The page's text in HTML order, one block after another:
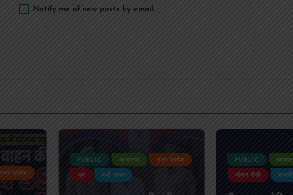
Notify me of new posts by email.
आजमगढ़ उत्तर प्रदेश
बड़ी खबर
PUBLIC आजमगढ़ उत्तर प्रदेश